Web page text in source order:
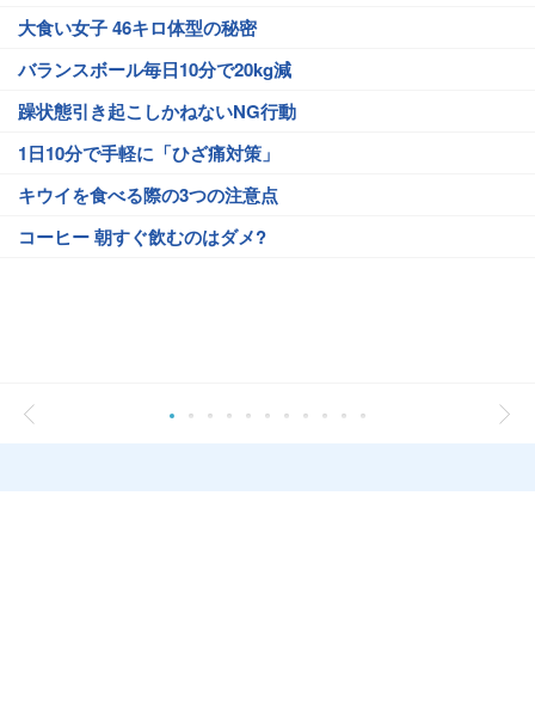
大食い女子 46キロ体型の秘密
バランスボール毎日10分で20kg減
躁状態引き起こしかねないNG行動
1日10分で手軽に「ひざ痛対策」
キウイを食べる際の3つの注意点
コーヒー 朝すぐ飲むのはダメ?